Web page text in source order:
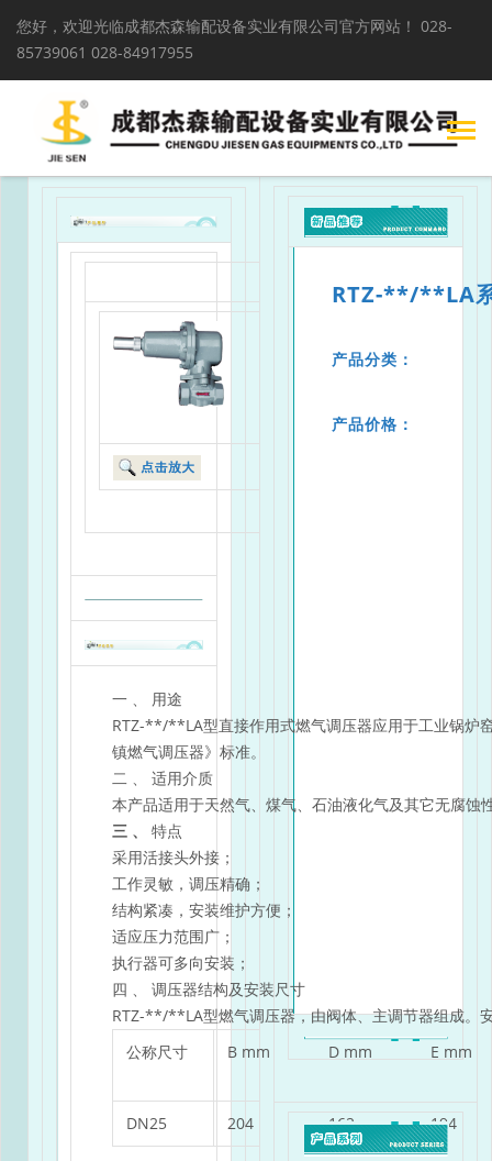
您好，欢迎光临成都杰森输配设备实业有限公司官方网站！ 028-
85739061 028-84917955
RTZ-**/**LA
产品分类：
产品价格：
一 、 用途
RTZ-**/**LA型直接作用式燃气调压器应用于工业锅炉
镇燃气调压器》标准。
二 、 适用介质
本产品适用于天然气、煤气、石油液化气及其它无腐蚀
三 、 特点
采用活接头外接；
工作灵敏，调压精确；
结构紧凑，安装维护方便；
适应压力范围广；
执行器可多向安装；
四 、 调压器结构及安装尺寸
RTZ-**/**LA型燃气调压器，由阀体、主调节器组成。
公称尺寸
B mm D mm E mm
DN25 204 162 194